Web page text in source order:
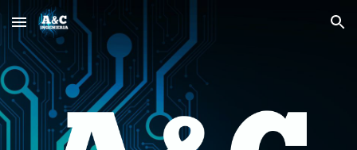
Skip to main content Skip to navigation